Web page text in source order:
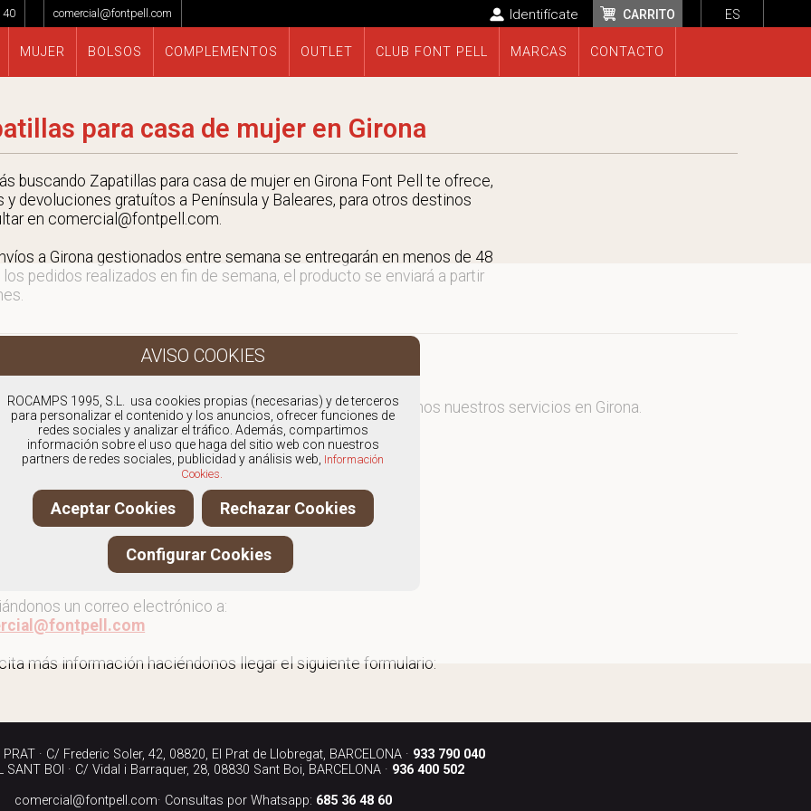
ES
40 comercial@fontpell.com CARRITO
Identifícate
MUJER BOLSOS COMPLEMENTOS OUTLET CLUB FONT PELL MARCAS CONTACTO
para casa de mujer en Girona
buscando Zapatillas para casa de mujer en Girona Font Pell te ofrece,
y devoluciones gratuítos a Península y Baleares, para otros destinos
en comercial@fontpell.com.
a Girona gestionados entre semana se entregarán en menos de 48
los pedidos realizados en fin de semana, el producto se enviará a partir
especialistas en Zapatillas para casa de mujer, y ofrecemos nuestros servicios en Girona.
más zapatillas para casa de mujer
más información llamándonos a los teléfonos:
040
un correo electrónico a:
más información haciéndonos llegar el siguiente formulario:
PRAT · C/ Frederic Soler, 42, 08820, El Prat de Llobregat, BARCELONA · 933 790 040
SANT BOI · C/ Vidal i Barraquer, 28, 08830 Sant Boi, BARCELONA · 936 400 502
comercial@fontpell.com· Consultas por Whatsapp: 685 36 48 60
ROCAMPS 1995, S.L. usa cookies propias (necesarias) y de terceros
para personalizar el contenido y los anuncios, ofrecer funciones de
redes sociales y analizar el tráfico. Además, compartimos
información sobre el uso que haga del sitio web con nuestros
partners de redes sociales, publicidad y análisis web, Información
Cookies.
Aceptar Cookies Rechazar Cookies
Configurar Cookies